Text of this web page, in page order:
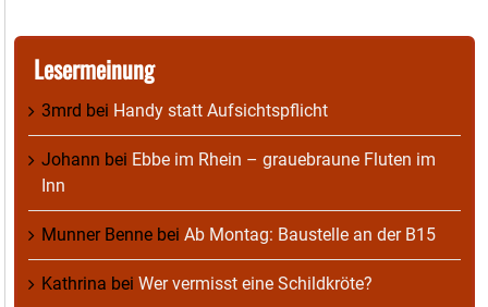
Lesermeinung
3mrd bei Handy statt Aufsichtspflicht
Johann bei Ebbe im Rhein – grauebraune Fluten im
Inn
Munner Benne bei Ab Montag: Baustelle an der B15
Kathrina bei Wer vermisst eine Schildkröte?